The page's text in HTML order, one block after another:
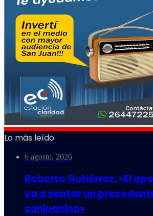
Lo más leído
6 agosto, 2026
Roberto Gutiérrez: «El
va a sentar un
sanjuanina»